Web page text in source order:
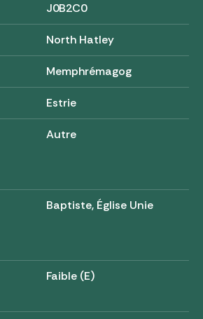
J0B2C0
North Hatley
Memphrémagog
Estrie
Autre
Baptiste, Église Unie
Faible (E)